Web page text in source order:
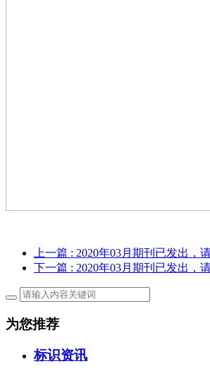
上一篇 : 2020年03月期刊已发出，
下一篇 : 2020年03月期刊已发出，
为您推荐
标识资讯